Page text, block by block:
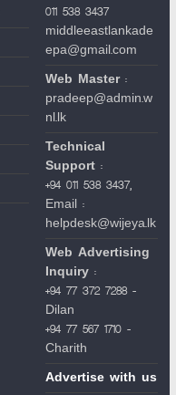
011 538 3437
middleeastlankade
epa@gmail.com
Web Master:
pradeep@admin.w
nl.lk
Technical
Support :
+94 011 538 3437,
Email :
helpdesk@wijeya.lk
Web Advertising
Inquiry :
+94 77 372 7288 -
Dilan
+94 77 567 1710 -
Charith
Advertise with us